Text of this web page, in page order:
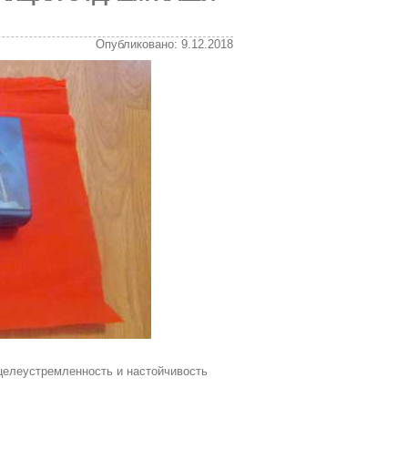
Опубликовано: 9.12.2018
и настойчивость